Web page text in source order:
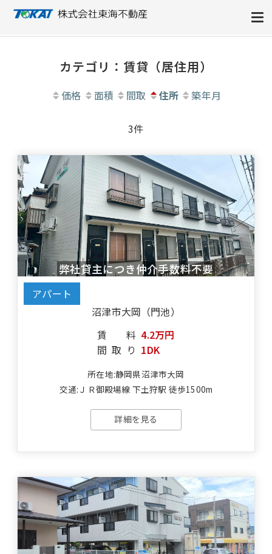
株式会社東海不動産
カテゴリ：賃貸（居住用）
価格 面積 間取 住所 築年月
3件
弊社貸主につき仲介手数料不要
アパート
沼津市大岡（門池）
賃料 4.2万円
間取り 1DK
所在地:静岡県沼津市大岡
交通:ＪＲ御殿場線 下土狩駅 徒歩1500m
詳細を見る